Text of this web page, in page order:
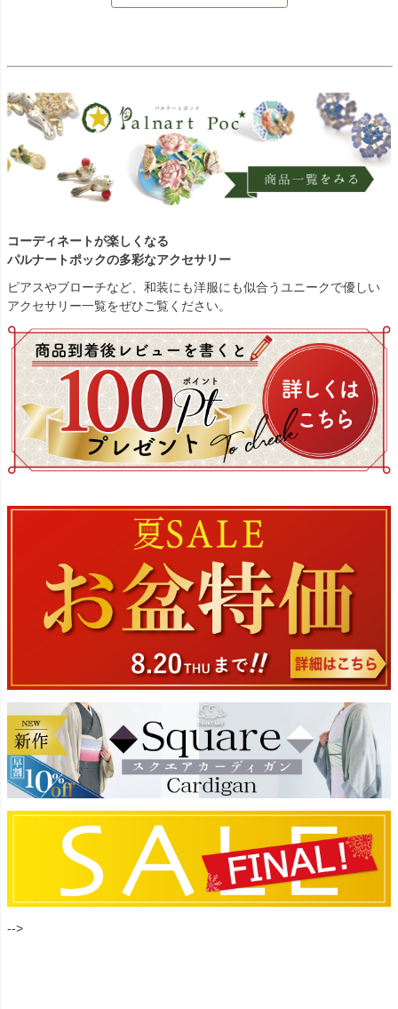
コーディネートが楽しくなる
パルナートポックの多彩なアクセサリー
ピアスやブローチなど、和装にも洋服にも似合うユニークで優しい
アクセサリー一覧をぜひご覧ください。
-->